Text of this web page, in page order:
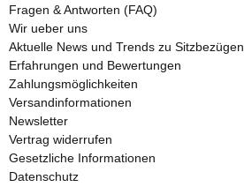
Fragen & Antworten (FAQ)
Wir ueber uns
Aktuelle News und Trends zu Sitzbezügen
Erfahrungen und Bewertungen
Zahlungsmöglichkeiten
Versandinformationen
Newsletter
Vertrag widerrufen
Gesetzliche Informationen
Datenschutz